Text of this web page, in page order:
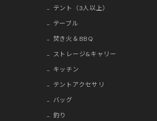
テント（3人以上）
テーブル
焚き火＆BBQ
ストレージ&キャリー
キッチン
テントアクセサリ
バッグ
釣り